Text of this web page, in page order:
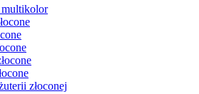
multikolor
złoconej